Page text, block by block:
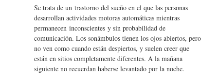
Se trata de un trastorno del sueño en el que las personas
desarrollan actividades motoras automáticas mientras
permanecen inconscientes y sin probabilidad de
comunicación. Los sonámbulos tienen los ojos abiertos, pero
no ven como cuando están despiertos, y suelen creer que
están en sitios completamente diferentes. A la mañana
siguiente no recuerdan haberse levantado por la noche.